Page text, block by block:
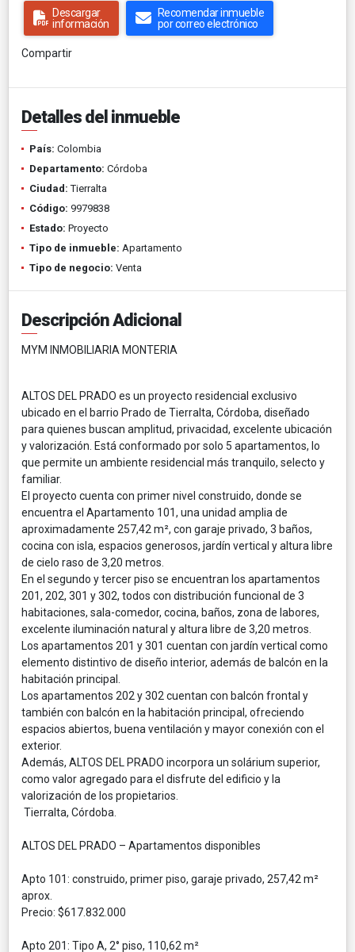
Descargar
información
Recomendar inmueble
por correo electrónico
Compartir
Detalles del inmueble
País: Colombia
Departamento: Córdoba
Ciudad: Tierralta
Código: 9979838
Estado: Proyecto
Tipo de inmueble: Apartamento
Tipo de negocio: Venta
Descripción Adicional
MYM INMOBILIARIA MONTERIA
ALTOS DEL PRADO es un proyecto residencial exclusivo
ubicado en el barrio Prado de Tierralta, Córdoba, diseñado
para quienes buscan amplitud, privacidad, excelente ubicación
y valorización. Está conformado por solo 5 apartamentos, lo
que permite un ambiente residencial más tranquilo, selecto y
familiar.
El proyecto cuenta con primer nivel construido, donde se
encuentra el Apartamento 101, una unidad amplia de
aproximadamente 257,42 m², con garaje privado, 3 baños,
cocina con isla, espacios generosos, jardín vertical y altura libre
de cielo raso de 3,20 metros.
En el segundo y tercer piso se encuentran los apartamentos
201, 202, 301 y 302, todos con distribución funcional de 3
habitaciones, sala-comedor, cocina, baños, zona de labores,
excelente iluminación natural y altura libre de 3,20 metros.
Los apartamentos 201 y 301 cuentan con jardín vertical como
elemento distintivo de diseño interior, además de balcón en la
habitación principal.
Los apartamentos 202 y 302 cuentan con balcón frontal y
también con balcón en la habitación principal, ofreciendo
espacios abiertos, buena ventilación y mayor conexión con el
exterior.
Además, ALTOS DEL PRADO incorpora un solárium superior,
como valor agregado para el disfrute del edificio y la
valorización de los propietarios.
Tierralta, Córdoba.
ALTOS DEL PRADO – Apartamentos disponibles
Apto 101: construido, primer piso, garaje privado, 257,42 m²
aprox.
Precio: $617.832.000
Apto 201: Tipo A, 2° piso, 110,62 m²